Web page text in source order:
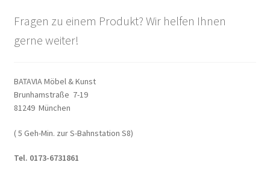
Zahlungsarten
Fragen zu einem Produkt? Wir helfen Ihnen
gerne weiter!
BATAVIA Möbel & Kunst
Brunhamstraße 7-19
81249 München
( 5 Geh-Min. zur S-Bahnstation S8)
Tel. 0173-6731861